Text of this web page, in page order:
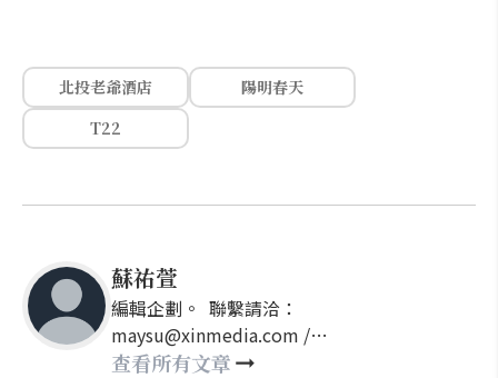
北投老爺酒店
陽明春天
T22
蘇祐萱
編輯企劃。 聯繫請洽：
maysu@xinmedia.com /
may860527@gmail.com
查看所有文章